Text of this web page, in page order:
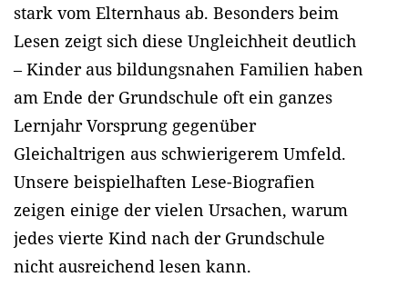
stark vom Elternhaus ab. Besonders beim
Lesen zeigt sich diese Ungleichheit deutlich
– Kinder aus bildungsnahen Familien haben
am Ende der Grundschule oft ein ganzes
Lernjahr Vorsprung gegenüber
Gleichaltrigen aus schwierigerem Umfeld.
Unsere beispielhaften Lese-Biografien
zeigen einige der vielen Ursachen, warum
jedes vierte Kind nach der Grundschule
nicht ausreichend lesen kann.